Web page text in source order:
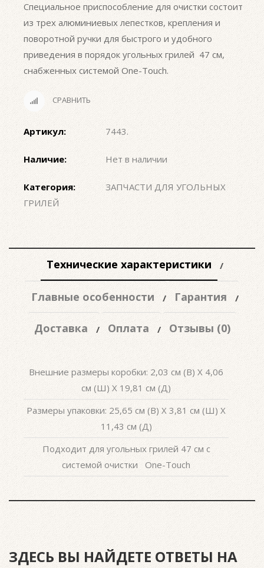
Специальное приспособление для очистки состоит
из трех алюминиевых лепестков, крепления и
поворотной ручки для быстрого и удобного
приведения в порядок угольных грилей 47 см,
снабженных системой One-Touch.
СРАВНИТЬ
Артикул: 7443.
Наличие: Нет в наличии
Категория:
ЗАПЧАСТИ ДЛЯ УГОЛЬНЫХ
ГРИЛЕЙ
Технические характеристики
Главные особенности Гарантия
Доставка Оплата Отзывы (0)
Внешние размеры коробки: 2,03 см (В) X 4,06
см (Ш) X 19,81 см (Д)
Размеры упаковки: 25,65 см (В) X 3,81 см (Ш) X
11,43 см (Д)
Подходит для угольных грилей 47 см с
системой очистки One-Touch
ЗДЕСЬ ВЫ НАЙДЕТЕ ОТВЕТЫ НА